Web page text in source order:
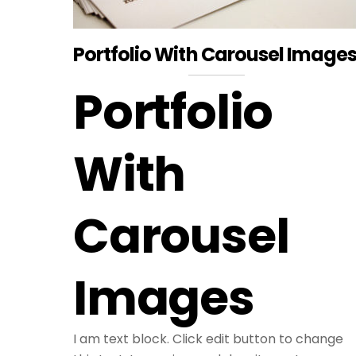
Portfolio With Carousel
Portfolio
With
Carousel
Images
I am text block. Click edit button to change